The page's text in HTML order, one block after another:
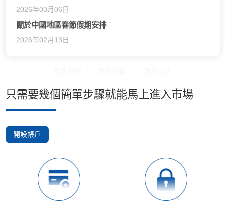
關於中國地區春節假期安排
2026年02月13日
只需要幾個簡單步驟就能馬上進入市場
開設帳戶